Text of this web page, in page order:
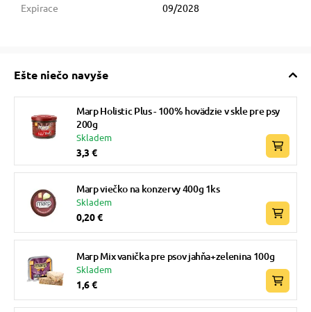
Expirace 09/2028
Ešte niečo navyše
Marp Holistic Plus - 100% hovädzie v skle pre psy
200g
Skladem
3,3 €
Marp viečko na konzervy 400g 1ks
Skladem
0,20 €
Marp Mix vanička pre psov jahňa+zelenina 100g
Skladem
1,6 €